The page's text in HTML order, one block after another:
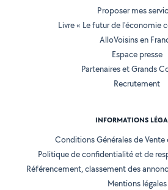
Proposer mes
Livre « Le futur de l'économie
AlloVoisins en
Espace presse
Partenaires et Grands
Recrutement
INFORMATIONS
Conditions Générales de
Politique de confidentialité et de
Référencement, classement des
Mentions légales